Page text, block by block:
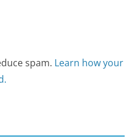
spam. Learn how your